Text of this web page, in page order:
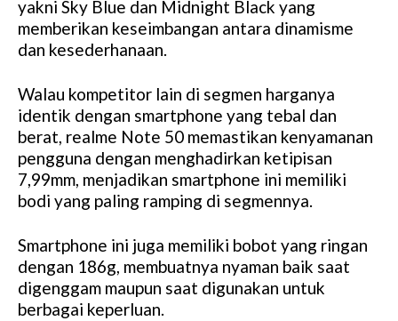
yakni Sky Blue dan Midnight Black yang
memberikan keseimbangan antara dinamisme
dan kesederhanaan.
Walau kompetitor lain di segmen harganya
identik dengan smartphone yang tebal dan
berat, realme Note 50 memastikan kenyamanan
pengguna dengan menghadirkan ketipisan
7,99mm, menjadikan smartphone ini memiliki
bodi yang paling ramping di segmennya.
Smartphone ini juga memiliki bobot yang ringan
dengan 186g, membuatnya nyaman baik saat
digenggam maupun saat digunakan untuk
berbagai keperluan.